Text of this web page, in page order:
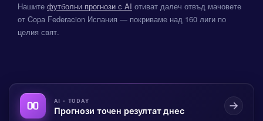
Нашите футболни прогнози с AI отиват далеч отвъд мачовете
от Copa Federacion Испания — покриваме над 160 лиги по
целия свят.
AI · TODAY
Прогнози точен резултат днес